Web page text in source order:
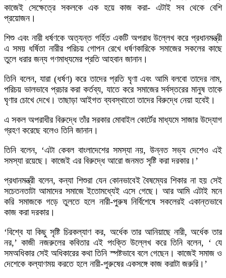
কাজেই সেক্ষেত্রে সকলকে এক হয়ে কাজ করা- এটাই সব থেকে বেশি
প্রয়োজন।
শিশু এবং নারী ধর্ষণকে অত্যন্ত গর্হিত একটি অপরাধ উল্লেখ করে প্রধানমন্ত্রী
এ সময় ধর্ষিতা নারীর পরিচয় গোপন রেখে ধর্ষণকারিকে সমাজের সকলের কাছে
তুলে ধরার জন্য গণমাধ্যমের প্রতি আহবান জানান।
তিনি বলেন, যারা (ধর্ষণ) করে তাদের প্রতি ঘৃণা এবং আমি বলবো তাদের নাম,
পরিচয় ভালভাবে প্রচার করা কর্তব্য, যাতে করে সমাজের সর্বস্তরের মানুষ তাকে
ঘৃণার চোখে দেখে। তাছাড়া আইগত ব্যবস্থাতো তাদের বিরুদ্ধে নেয়া হবেই।
এ সকল অপরাধীর বিরুদ্ধে তাঁর সরকার মোবাইল কোর্টের মাধ্যমে সাজার উদ্যোগ
গ্রহণ করেছে বলেও তিনি জানান।
তিনি বলেন, ‘এটা কেবল বাংলাদেশের সমস্যা নয়, উন্নত সভ্য দেশেও এই
সমস্যা রয়েছে। কাজেই এর বিরুদ্ধে আরো জনমত সৃষ্টি করা দরকার।’
প্রধানমন্ত্রী বলেন, কন্যা শিশুরা যেন কোনভাবেই বৈষম্যের শিকার না হয় সেই
সচেতনতাটা আমাদের সমাজে ইতোমধ্যেই এসে গেছে। আর আমি এটাই মনে
করি সমাজকে গড়ে তুলতে হলে নারী-পুরুষ নির্বিশেষে সকলেরই একান্তভাবে
কাজ করা দরকার।
‘বিশ্বে যা কিছু সৃষ্টি চিরকল্যাণ কর, অর্ধেক তার আনিয়াছে নারী, অর্ধেক তার
নর,’ কাজী নজরুলের কবিতার এই পংক্তি উল্লেখ করে তিনি বলেন, ‘ যে
সমঅধিকার সেই অধিকারের কথা তিনি স্পষ্টভাবে বলে গেছেন। কাজেই সমাজ ও
দেশেকে কল্যাণময় করতে হলে নারী-পুরুষের একসঙ্গে কাজ করাটা জরুরি।’